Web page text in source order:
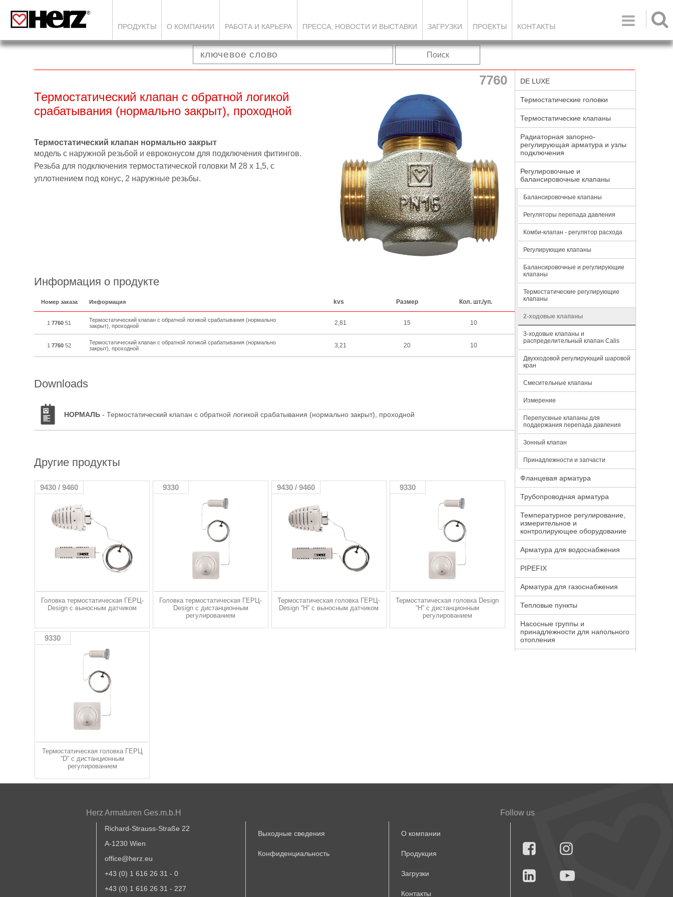

ПРОДУКТЫ О КОМПАНИИ РАБОТА И КАРЬЕРА ПРЕССА, НОВОСТИ И ВЫСТАВКИ ЗАГРУЗКИ ПРОЕКТЫ КОНТАКТЫ
Поиск
7760
Термостатический клапан с обратной логикой
срабатывания (нормально закрыт), проходной
Термостатический клапан нормально закрыт
модель с наружной резьбой и евроконусом для подключения фитингов.
Резьба для подключения термостатической головки М 28 х 1,5, с
уплотнением под конус, 2 наружные резьбы.
Информация о продукте
Номер заказа Информация kvs Размер Кол. шт./уп.
1 7760 51
Термостатический клапан с обратной логикой срабатывания (нормально
закрыт), проходной
2,81 15 10
1 7760 52
Термостатический клапан с обратной логикой срабатывания (нормально
закрыт), проходной
3,21 20 10
Downloads
НОРМАЛЬ - Термостатический клапан с обратной логикой срабатывания (нормально закрыт), проходной
Другие продукты
9430 / 9460
Головка термостатическая ГЕРЦ-
Design с выносным датчиком
9330
Головка термостатическая ГЕРЦ-
Design с дистанционным
регулированием
9430 / 9460
Термостатическая головка ГЕРЦ-
Design “Н” с выносным датчиком
9330
Термостатическая головка Design
“Н” с дистанционным
регулированием
9330
Термостатическая головка ГЕРЦ
“D” с дистанционным
регулированием
DE LUXE
Термостатические головки
Термостатические клапаны
Радиаторная запорно-
регулирующая арматура и узлы
подключения
Регулировочные и
балансировочные клапаны
Балансировочные клапаны
Регуляторы перепада давления
Комби-клапан - регулятор расхода
Регулирующие клапаны
Балансировочные и регулирующие
клапаны
Термостатические регулирующие
клапаны
2-ходовые клапаны
3-ходовые клапаны и
распределительный клапан Calis
Двухходовой регулирующий шаровой
кран
Смесительные клапаны
Измерение
Перепускные клапаны для
поддержания перепада давления
Зонный клапан
Принадлежности и запчасти
Фланцевая арматура
Трубопроводная арматура
Температурное регулирование,
измерительное и
контролирующее оборудование
Арматура для водоснабжения
PIPEFIX
Арматура для газоснабжения
Тепловые пункты
Насосные группы и
принадлежности для напольного
отопления
Herz Armaturen Ges.m.b.H
Richard-Strauss-Straße 22
A-1230 Wien
office@herz.eu
+43 (0) 1 616 26 31 - 0
+43 (0) 1 616 26 31 - 227
Выходные сведения
Конфиденциальность
О компании
Продукция
Загрузки
Контакты
Follow us



